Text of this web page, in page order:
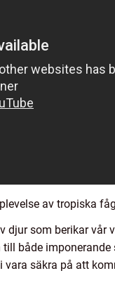
av tropiska
som berikar vår
både
säkra på att